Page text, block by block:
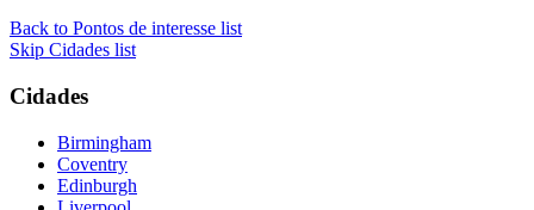
Back to Pontos de interesse list
Skip Cidades list
Cidades
Birmingham
Coventry
Edinburgh